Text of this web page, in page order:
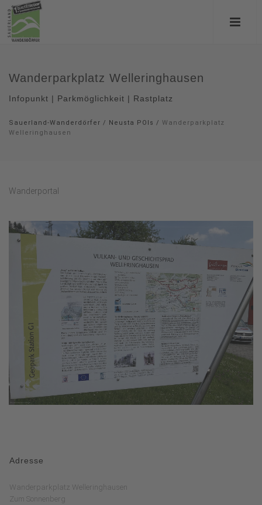
Wanderparkplatz Welleringhausen
Infopunkt | Parkmöglichkeit | Rastplatz
Sauerland-Wanderdörfer / Neusta POIs / Wanderparkplatz
Welleringhausen
Wanderportal
Adresse
Wanderparkplatz Welleringhausen
Zum Sonnenberg